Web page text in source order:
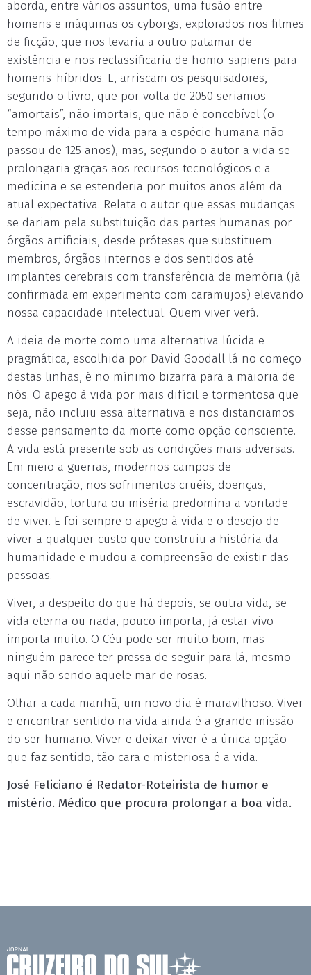
aborda, entre vários assuntos, uma fusão entre
homens e máquinas os cyborgs, explorados nos filmes
de ficção, que nos levaria a outro patamar de
existência e nos reclassificaria de homo-sapiens para
homens-híbridos. E, arriscam os pesquisadores,
segundo o livro, que por volta de 2050 seriamos
“amortais”, não imortais, que não é concebível (o
tempo máximo de vida para a espécie humana não
passou de 125 anos), mas, segundo o autor a vida se
prolongaria graças aos recursos tecnológicos e a
medicina e se estenderia por muitos anos além da
atual expectativa. Relata o autor que essas mudanças
se dariam pela substituição das partes humanas por
órgãos artificiais, desde próteses que substituem
membros, órgãos internos e dos sentidos até
implantes cerebrais com transferência de memória (já
confirmada em experimento com caramujos) elevando
nossa capacidade intelectual. Quem viver verá.
A ideia de morte como uma alternativa lúcida e
pragmática, escolhida por David Goodall lá no começo
destas linhas, é no mínimo bizarra para a maioria de
nós. O apego à vida por mais difícil e tormentosa que
seja, não incluiu essa alternativa e nos distanciamos
desse pensamento da morte como opção consciente.
A vida está presente sob as condições mais adversas.
Em meio a guerras, modernos campos de
concentração, nos sofrimentos cruéis, doenças,
escravidão, tortura ou miséria predomina a vontade
de viver. E foi sempre o apego à vida e o desejo de
viver a qualquer custo que construiu a história da
humanidade e mudou a compreensão de existir das
pessoas.
Viver, a despeito do que há depois, se outra vida, se
vida eterna ou nada, pouco importa, já estar vivo
importa muito. O Céu pode ser muito bom, mas
ninguém parece ter pressa de seguir para lá, mesmo
aqui não sendo aquele mar de rosas.
Olhar a cada manhã, um novo dia é maravilhoso. Viver
e encontrar sentido na vida ainda é a grande missão
do ser humano. Viver e deixar viver é a única opção
que faz sentido, tão cara e misteriosa é a vida.
José Feliciano é Redator-Roteirista de humor e
mistério. Médico que procura prolongar a boa vida.